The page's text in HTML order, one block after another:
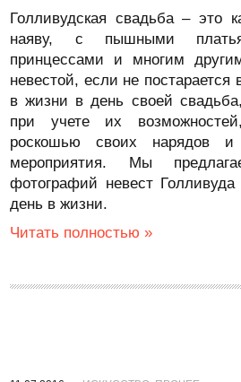
Голливудская свадьба – это
наяву, с пышными
принцессами и многим
невестой, если не постарается
в жизни в день своей
при учете их
роскошью своих нарядов и
мероприятия. Мы
фотографий невест
день в жизни.
Читать полностью »